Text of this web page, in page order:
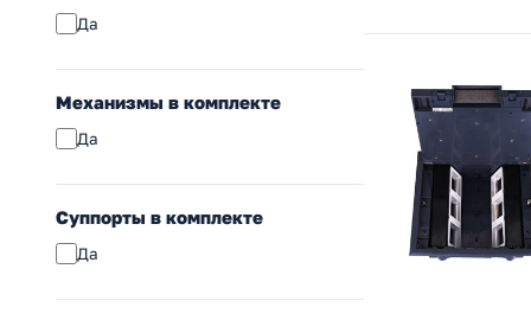
Другое
Да
Механизмы в комплекте
Да
Суппорты в комплекте
Да